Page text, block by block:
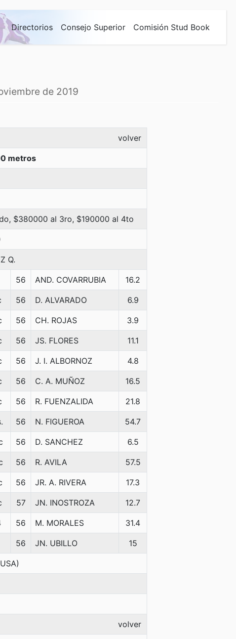
Directorios Consejo Superior Comisión Stud Book
de 2019
volver
metros
$380000 al 3ro, $190000 al 4to
Q.
56 AND. COVARRUBIA 16.2
56 D. ALVARADO 6.9
56 CH. ROJAS 3.9
56 JS. FLORES 11.1
56 J. I. ALBORNOZ 4.8
56 C. A. MUÑOZ 16.5
56 R. FUENZALIDA 21.8
56 N. FIGUEROA 54.7
56 D. SANCHEZ 6.5
56 R. AVILA 57.5
56 JR. A. RIVERA 17.3
57 JN. INOSTROZA 12.7
56 M. MORALES 31.4
56 JN. UBILLO 15
volver